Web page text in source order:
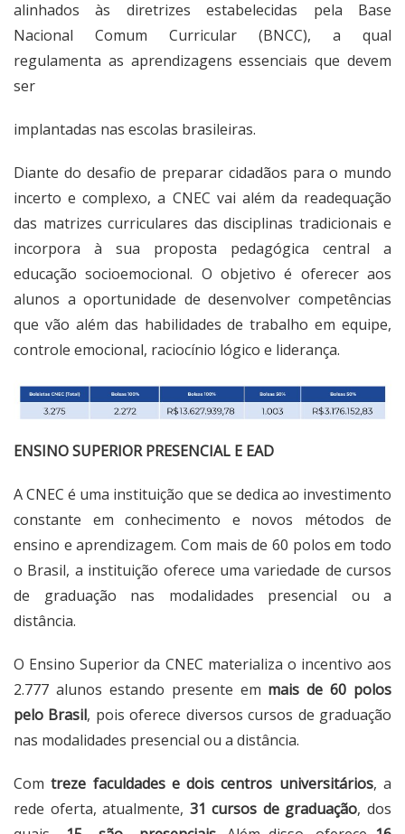
alinhados às diretrizes estabelecidas pela Base
Nacional Comum Curricular (BNCC), a qual
regulamenta as aprendizagens essenciais que devem
ser
implantadas nas escolas brasileiras.
Diante do desafio de preparar cidadãos para o mundo
incerto e complexo, a CNEC vai além da readequação
das matrizes curriculares das disciplinas tradicionais e
incorpora à sua proposta pedagógica central a
educação socioemocional. O objetivo é oferecer aos
alunos a oportunidade de desenvolver competências
que vão além das habilidades de trabalho em equipe,
controle emocional, raciocínio lógico e liderança.
ENSINO SUPERIOR PRESENCIAL E EAD
A CNEC é uma instituição que se dedica ao investimento
constante em conhecimento e novos métodos de
ensino e aprendizagem. Com mais de 60 polos em todo
o Brasil, a instituição oferece uma variedade de cursos
de graduação nas modalidades presencial ou a
distância.
O Ensino Superior da CNEC materializa o incentivo aos
2.777 alunos estando presente em mais de 60 polos
pelo Brasil, pois oferece diversos cursos de graduação
nas modalidades presencial ou a distância.
Comtreze faculdades e dois centros universitários, a
rede oferta, atualmente, 31 cursos de graduação, dos